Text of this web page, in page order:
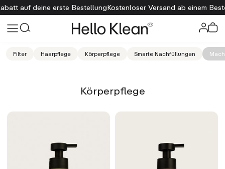
deine erste BestellungKostenloser Versand ab einem
Filter Haarpflege Körperpflege Smarte Nachfüllungen
Körperpflege